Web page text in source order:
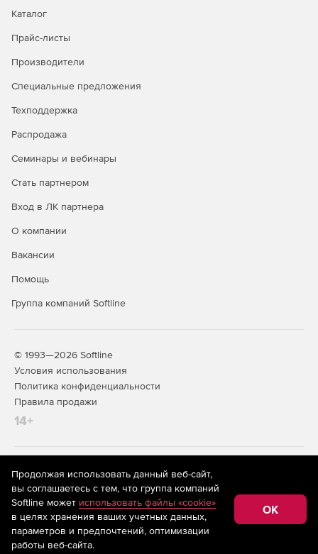
Каталог
Прайс-листы
Производители
Специальные предложения
Техподдержка
Распродажа
Семинары и вебинары
Стать партнером
Вход в ЛК партнера
О компании
Вакансии
Помощь
Группа компаний Softline
© 1993—2026 Softline
Условия использования
Политика конфиденциальности
Правила продажи
14+
На информационном ресурсе store.softline.ru применяются
рекомендательные технологии
(информационные технологии
предоставления информации на основе сбора,
систематизации и анализа сведений, относящихся к
предпочтениям пользователей сети «Интернет»,
находящихся на территории Российской Федерации)
Продолжая использовать данный веб-сайт,
вы соглашаетесь с тем, что группа компаний
Softline может использовать файлы «cookie»
в целях хранения ваших учетных данных,
параметров и предпочтений, оптимизации
работы веб-сайта.
OK